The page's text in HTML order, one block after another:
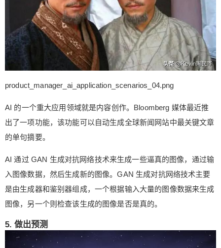
product_manager_ai_application_scenarios_04.png
AI 的一个重大应用领域就是内容创作。Bloomberg 媒体最近推
出了一项功能，该功能可以自动生成全球新闻网站中最关键文章
的单句摘要。
AI 通过 GAN 生成对抗网络技术来生成一些逼真的图像，通过输
入图像数据，然后生成新的图像。GAN 生成对抗网络技术主要
是由生成器和鉴别器组成，一个根据输入大量的图像数据来生成
图像，另一个则检查该生成的图像是否是真的。
5. 做出预测
立刻支付